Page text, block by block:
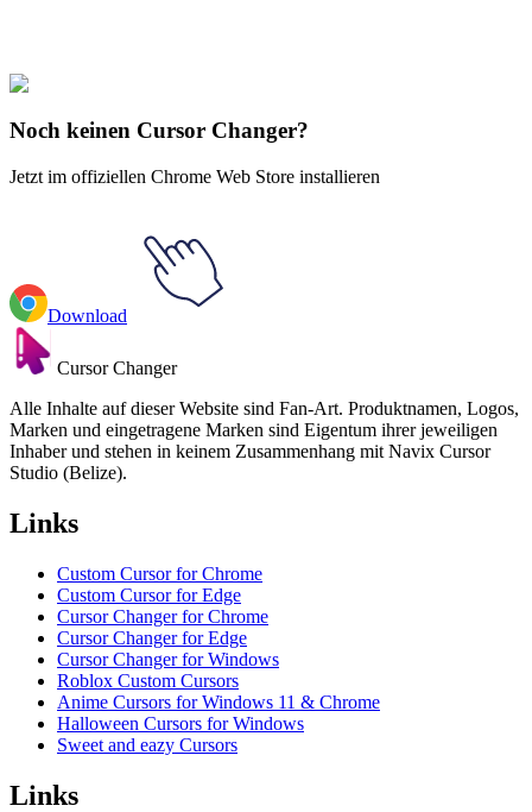
Rappers
Noch keinen Cursor Changer?
Jetzt im offiziellen Chrome Web Store installieren
Download
Cursor Changer
Alle Inhalte auf dieser Website sind Fan-Art. Produktnamen, Logos,
Marken und eingetragene Marken sind Eigentum ihrer jeweiligen
Inhaber und stehen in keinem Zusammenhang mit Navix Cursor
Studio (Belize).
Links
Custom Cursor for Chrome
Custom Cursor for Edge
Cursor Changer for Chrome
Cursor Changer for Edge
Cursor Changer for Windows
Roblox Custom Cursors
Anime Cursors for Windows 11 & Chrome
Halloween Cursors for Windows
Sweet and eazy Cursors
Links